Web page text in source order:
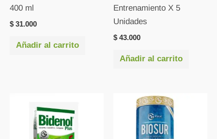
400 ml
$ 31.000
Añadir al carrito
Entrenamiento X 5
Unidades
$ 43.000
Añadir al carrito